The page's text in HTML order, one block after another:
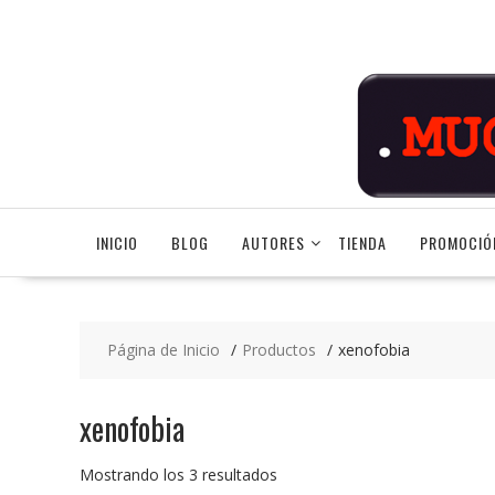
INICIO BLOG AUTORES TIENDA
Página de Inicio Productos xenofobia
xenofobia
Mostrando los 3 resultados